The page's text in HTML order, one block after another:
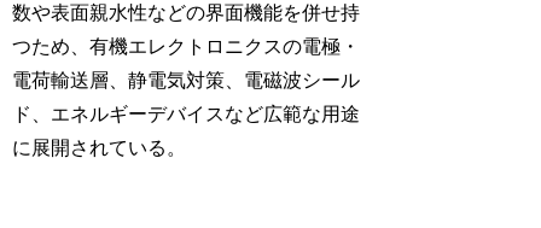
数や表面親水性などの界面機能を併せ持
つため、有機エレクトロニクスの電極・
電荷輸送層、静電気対策、電磁波シール
ド、エネルギーデバイスなど広範な用途
に展開されている。